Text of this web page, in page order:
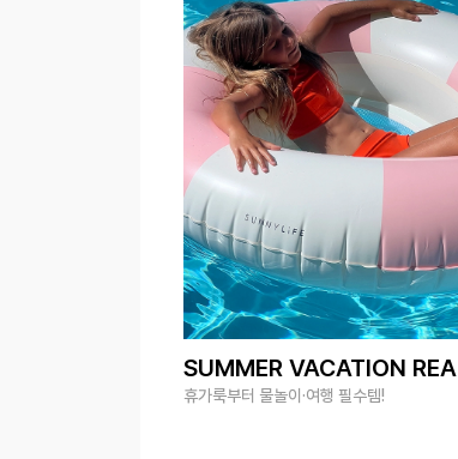
SUMMER VACATION
휴가룩부터 물놀이·여행 필수템!